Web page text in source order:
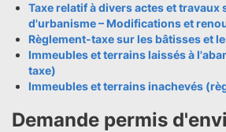
Taxe relatif à divers actes et travaux
d'urbanisme – Modifications et
Règlement-taxe sur les bâtisses et
Immeubles et terrains laissés à
taxe)
Immeubles et terrains inachevés
Demande permis